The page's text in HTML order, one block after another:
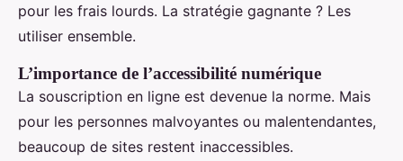
pour les frais lourds. La stratégie gagnante ? Les
utiliser ensemble.
L’importance de l’accessibilité numérique
La souscription en ligne est devenue la norme. Mais
pour les personnes malvoyantes ou malentendantes,
beaucoup de sites restent inaccessibles.